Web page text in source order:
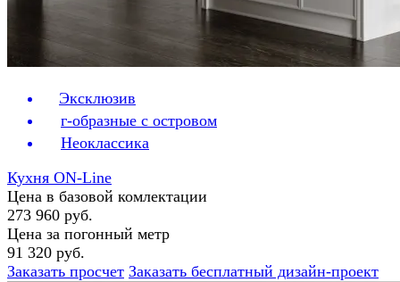
Эксклюзив
г-образные с островом
Неоклассика
Кухня ON-Line
Цена в базовой комлектации
273 960 руб.
Цена за погонный метр
91 320 руб.
Заказать просчет Заказать бесплатный дизайн-проект